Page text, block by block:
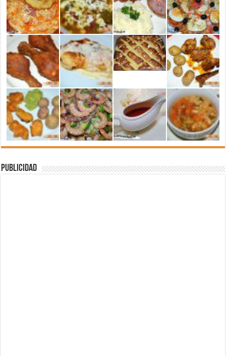
Publicidad